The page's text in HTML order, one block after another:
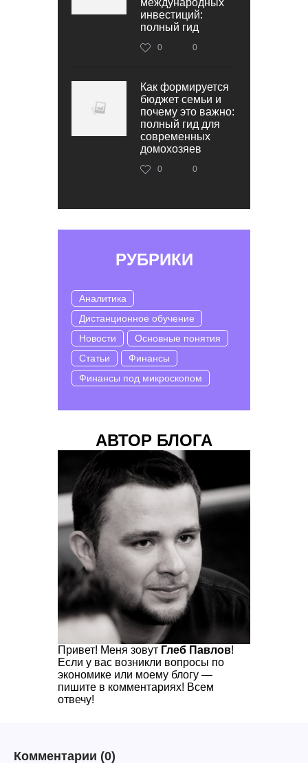
инвестиций:
полный гид
0 0
Как формируется
бюджет семьи и
почему это важно:
полный гид для
современных
домохозяев
0 0
РУБРИКИ
Аналитика
Дистанционное обучение
Новости
Основные понятия
Статьи
Финансы
Финансы под микроскопом
АВТОР БЛОГА
Привет! Меня зовут Глеб Павлов!
Если у вас возникли вопросы по
экономике или моему блогу —
пишите в комментариях! Всем
отвечу!
Комментарии (0)